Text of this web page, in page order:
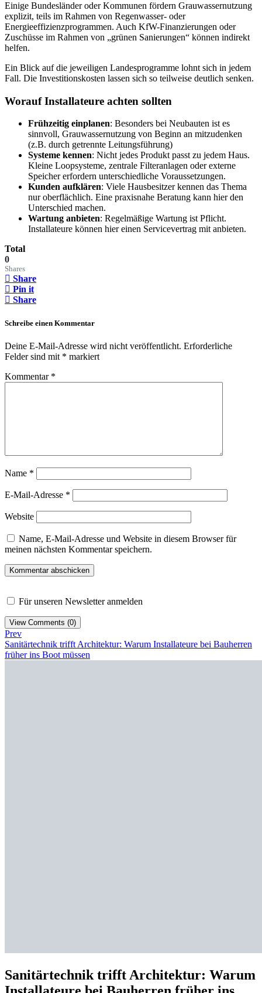
Einige Bundesländer oder Kommunen fördern Grauwassernutzung
explizit, teils im Rahmen von Regenwasser- oder
Energieeffizienzprogrammen. Auch KfW-Finanzierungen oder
Zuschüsse im Rahmen von „grünen Sanierungen“ können indirekt
helfen.
Ein Blick auf die jeweiligen Landesprogramme lohnt sich in jedem
Fall. Die Investitionskosten lassen sich so teilweise deutlich senken.
Worauf Installateure achten sollten
Frühzeitig einplanen: Besonders bei Neubauten ist es
sinnvoll, Grauwassernutzung von Beginn an mitzudenken
(z.B. durch getrennte Leitungsführung)
Systeme kennen: Nicht jedes Produkt passt zu jedem Haus.
Kleine Loopsysteme, zentrale Filteranlagen oder externe
Speicher erfordern unterschiedliche Voraussetzungen.
Kunden aufklären: Viele Hausbesitzer kennen das Thema
nur oberflächlich. Eine praxisnahe Beratung kann hier den
Unterschied machen.
Wartung anbieten: Regelmäßige Wartung ist Pflicht.
Installateure können hier einen Servicevertrag mit anbieten.
Total
0
Shares
Share
Pin it
Share
Schreibe einen Kommentar
Deine E-Mail-Adresse wird nicht veröffentlicht. Erforderliche
Felder sind mit * markiert
Kommentar *
Name *
E-Mail-Adresse *
Website
Name, E-Mail-Adresse und Website in diesem Browser für
meinen nächsten Kommentar speichern.
Für unseren Newsletter anmelden
View Comments (0)
Prev
Sanitärtechnik trifft Architektur: Warum Installateure bei Bauherren
früher ins Boot müssen
Sanitärtechnik trifft Architektur: Warum